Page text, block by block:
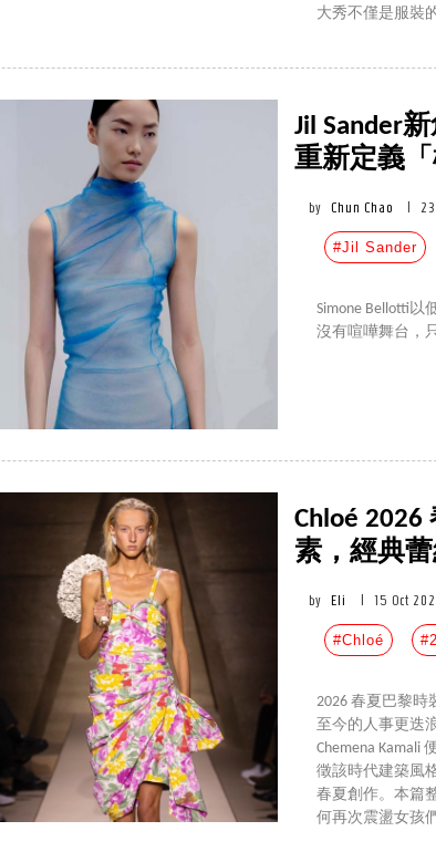
大秀不僅是服裝
Jil Sander
重新定義「
by Chun Chao
#Jil Sander
Simone Bellotti以
沒有喧嘩舞台，
Chloé
素，經典
by Eli 15 Oct
#Chloé
2026 春夏巴黎
至今的人事更迭
Chemena Kamali
徵該時代建築風
春夏創作。本篇
何再次震盪女孩